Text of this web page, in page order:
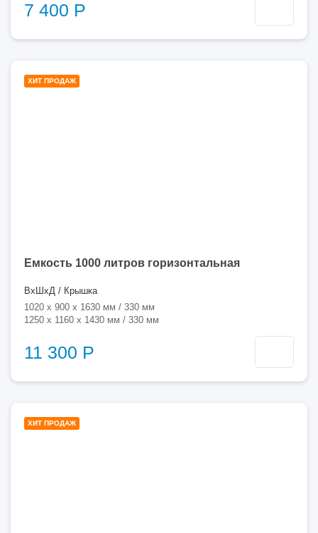
7 400 Р
ХИТ ПРОДАЖ
Емкость 1000 литров горизонтальная
ВхШхД / Крышка
1020 x 900 x 1630 мм / 330 мм
1250 x 1160 x 1430 мм / 330 мм
11 300 Р
ХИТ ПРОДАЖ